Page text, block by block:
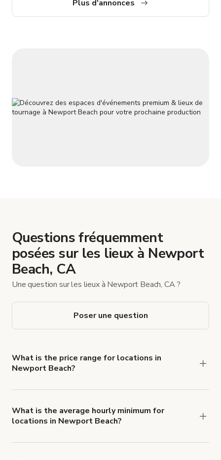
Plus d'annonces
Questions fréquemment
posées sur les lieux à Newport
Beach, CA
Une question sur les lieux à Newport Beach, CA ?
Poser une question
What is the price range for locations in
Newport Beach?
range from $25 USD to $4 325 USD per hour for
spaces in Newport Beach.
What is the average hourly minimum for
locations in Newport Beach?